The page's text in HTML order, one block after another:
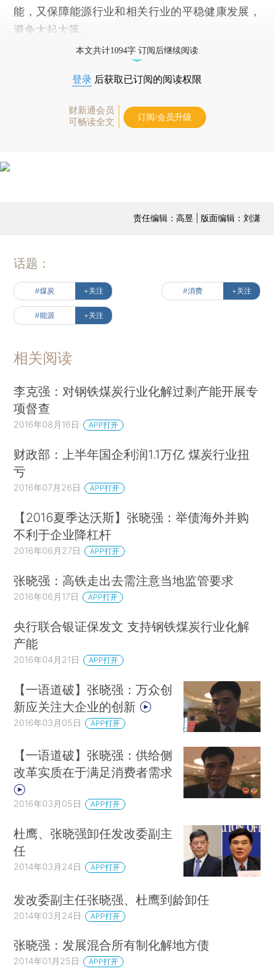
能，又保障能源行业和相关行业的平稳健康发展，
避免大起大落。
本文共计1094字 订阅后继续阅读
登录 后获取已订阅的阅读权限
财新通会员
可畅读全文
订阅/会员升级
责任编辑：高昱 | 版面编辑：刘潇
话题：
#煤炭 +关注 #消费 +关注
#能源 +关注
相关阅读
李克强：对钢铁煤炭行业化解过剩产能开展专
项督查
2016年08月16日 APP打开
财政部：上半年国企利润1.1万亿 煤炭行业扭
亏
2016年07月26日 APP打开
【2016夏季达沃斯】张晓强：举债海外并购
不利于企业降杠杆
2016年06月27日 APP打开
张晓强：高铁走出去需注意当地监管要求
2016年06月17日 APP打开
央行联合银证保发文 支持钢铁煤炭行业化解
产能
2016年04月21日 APP打开
【一语道破】张晓强：万众创
新应关注大企业的创新
2016年03月05日 APP打开
【一语道破】张晓强：供给侧
改革实质在于满足消费者需求
2016年03月05日 APP打开
杜鹰、张晓强卸任发改委副主
任
2014年03月24日 APP打开
发改委副主任张晓强、杜鹰到龄卸任
2014年03月24日 APP打开
张晓强：发展混合所有制化解地方债
2014年01月25日 APP打开